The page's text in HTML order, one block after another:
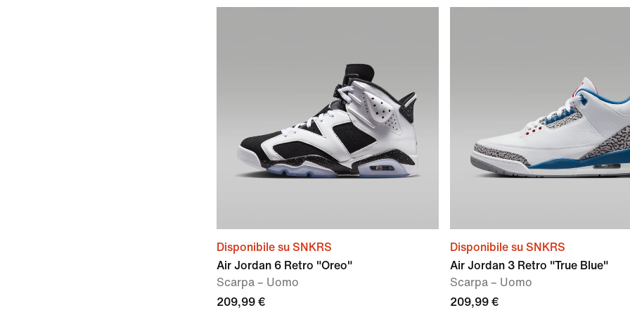
Disponibile su SNKRS
Air Jordan 6 Retro "Oreo"
Scarpa – Uomo
209,99 €
Disponibile su SNKRS
Air Jordan 3 Retro "True Blue"
Scarpa – Uomo
209,99 €